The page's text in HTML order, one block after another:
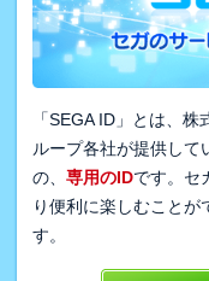
「SEGA ID」とは、
ループ各社が提供して
の、専用のIDです。セ
り便利に楽しむことが
す。